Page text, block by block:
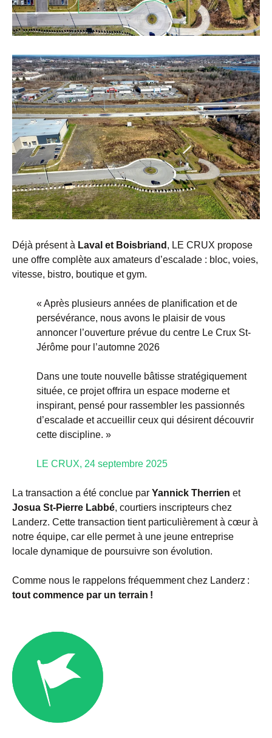
Déjà présent à Laval et Boisbriand , LE CRUX propose
une offre complète aux amateurs d’escalade : bloc, voies,
vitesse, bistro, boutique et gym.
« Après plusieurs années de planification et de
persévérance, nous avons le plaisir de vous
annoncer l’ouverture prévue du centre Le Crux St-
Jérôme pour l’automne 2026
Dans une toute nouvelle bâtisse stratégiquement
située, ce projet offrira un espace moderne et
inspirant, pensé pour rassembler les passionnés
d’escalade et accueillir ceux qui désirent découvrir
cette discipline. »
LE CRUX, 24 septembre 2025
La transaction a été conclue par Yannick Therrien et
Josua St-Pierre Labbé, courtiers inscripteurs chez
Landerz. Cette transaction tient particulièrement à cœur à
notre équipe, car elle permet à une jeune entreprise
locale dynamique de poursuivre son évolution.
Comme nous le rappelons fréquemment chez Landerz :
tout commence par un terrain !